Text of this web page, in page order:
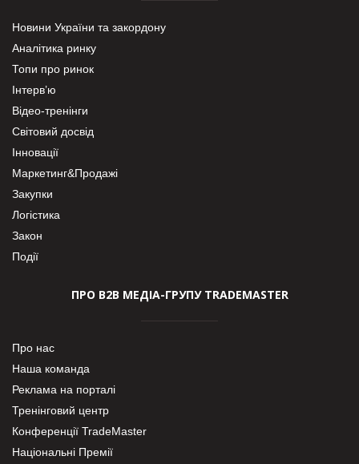
Новини України та закордону
Аналітика ринку
Топи про ринок
Інтерв’ю
Відео-тренінги
Світовий досвід
Інновації
Маркетинг&Продажі
Закупки
Логістика
Закон
Події
ПРО В2В МЕДІА-ГРУПУ TRADEMASTER
Про нас
Наша команда
Реклама на порталі
Тренінговий центр
Конференції TradeMaster
Національні Премії